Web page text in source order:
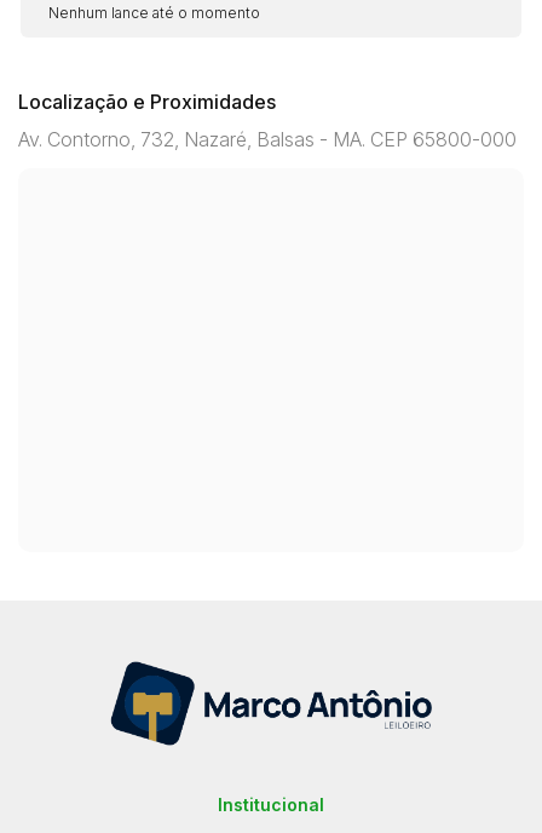
Nenhum lance até o momento
Localização e Proximidades
Av. Contorno, 732, Nazaré, Balsas - MA. CEP 65800-000
Institucional